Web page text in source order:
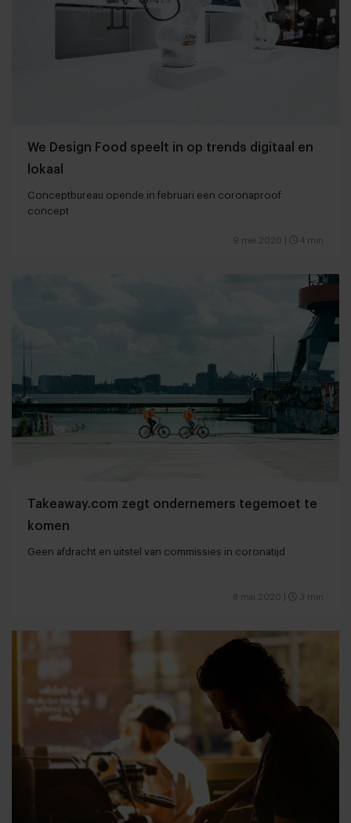
We Design Food speelt in op trends digitaal en
lokaal
Conceptbureau opende in februari een coronaproof
concept
9 mei 2020 4 min
Takeaway.com zegt ondernemers tegemoet te
komen
Geen afdracht en uitstel van commissies in coronatijd
8 mei 2020 3 min